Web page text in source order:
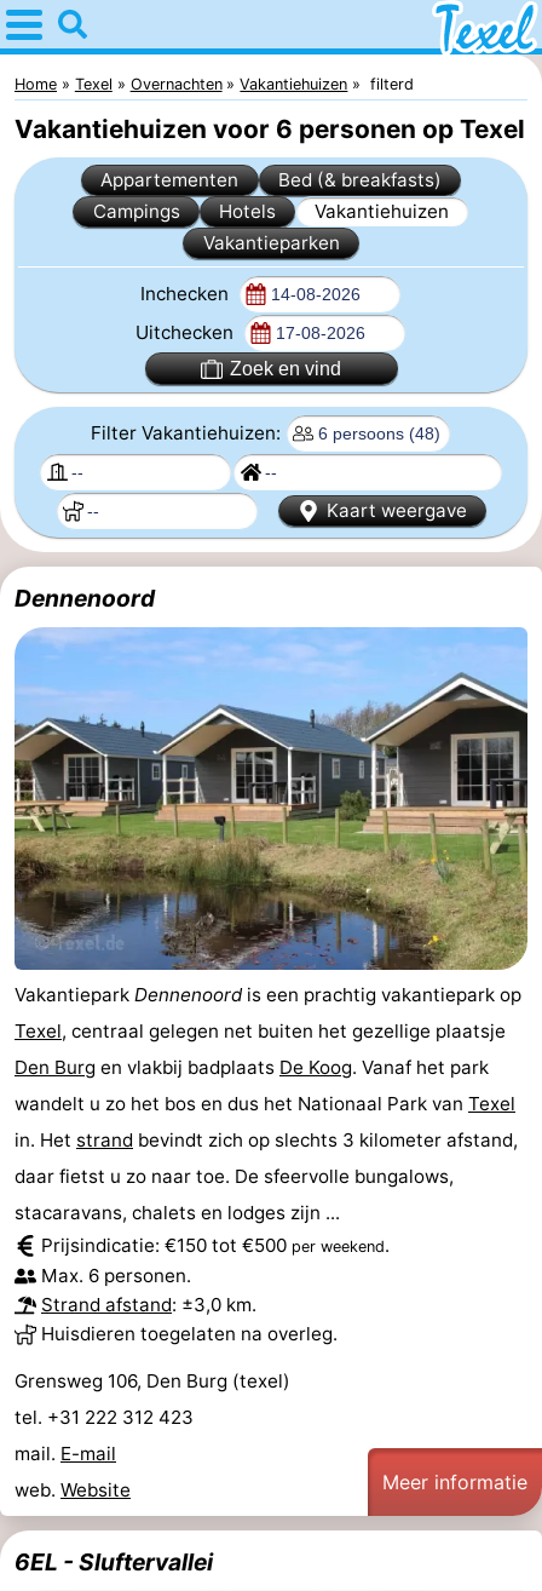
Home
Texel
Tips
Voor
Den
Burg
-
Den
Hoorn
Cocksdorp
De
Koog
-
Oudeschild
-
De
Waal
Oosterend
Natuur
Mooiste
uitkijkpunten
Overnachten
Appartementen
-
Bosch
en
Zee
-
De
Vlijt
-
Hoeve
Holland
-
Land
en
Zeezicht
-
Strandhuys
-
Strandplevier
Bed
(&
breakfasts)
Campings
Hotels
Vakantiehuizen
-
't
Eibernest
-
't
-
Home Texel Overnachten Vakantiehuizen filterd
Vakantiehuizen voor 6 personen op Texel
Appartementen
Bed (& breakfasts)
Campings
Hotels
Vakantiehuizen
Vakantieparken
Inchecken
Uitchecken
Zoek en vind
Filter Vakantiehuizen:
Kaart weergave
Dennenoord
Vakantiepark Dennenoordis een prachtig vakantiepark op
Texel, centraal gelegen net buiten het gezellige plaatsje
Den Burg en vlakbij badplaats De Koog. Vanaf het park
wandelt u zo het bos en dus het Nationaal Park van Texel
in. Het strand bevindt zich op slechts 3 kilometer afstand,
daar fietst u zo naar toe. De sfeervolle bungalows,
stacaravans, chalets en lodges zijn ...
Prijsindicatie: €150 tot €500 per weekend.
Max. 6 personen.
Strand afstand: ±3,0 km.
Huisdieren toegelaten na overleg.
Grensweg 106, Den Burg (texel)
tel. +31 222 312 423
mail. E-mail
web. Website Meer informatie
6EL - Sluftervallei